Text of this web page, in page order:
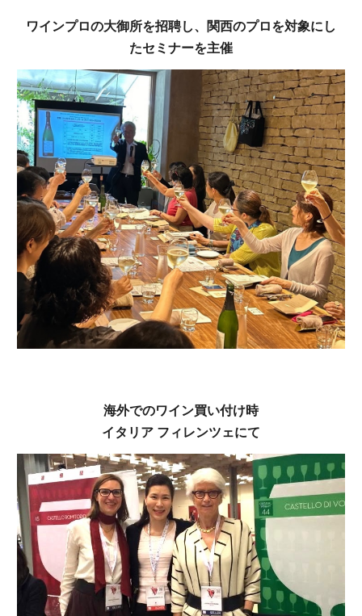
ワインプロの大御所を招聘し、関西のプロを対象にし
たセミナーを主催
海外でのワイン買い付け時
イタリア フィレンツェにて